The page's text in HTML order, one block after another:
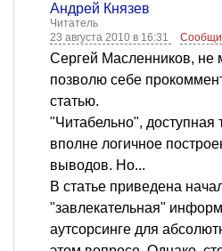
Андрей Князев
Читатель
23 августа 2010 в 16:31
Сергей Масленников, не
позволю себе
статью.
"Читабельно", доступная
вполне логичное
выводов. Но...
В статье приведена
"завлекательная"
аутсорсинге для